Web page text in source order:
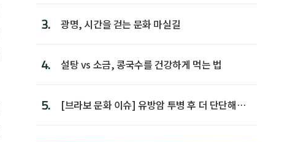
3. 광명, 시간을 걷는 문화 마실길
4. 설탕 vs 소금, 콩국수를 건강하게 먹는 법
5.
[브라보 문화 이슈] 유방암 투병 후 더 단단해진